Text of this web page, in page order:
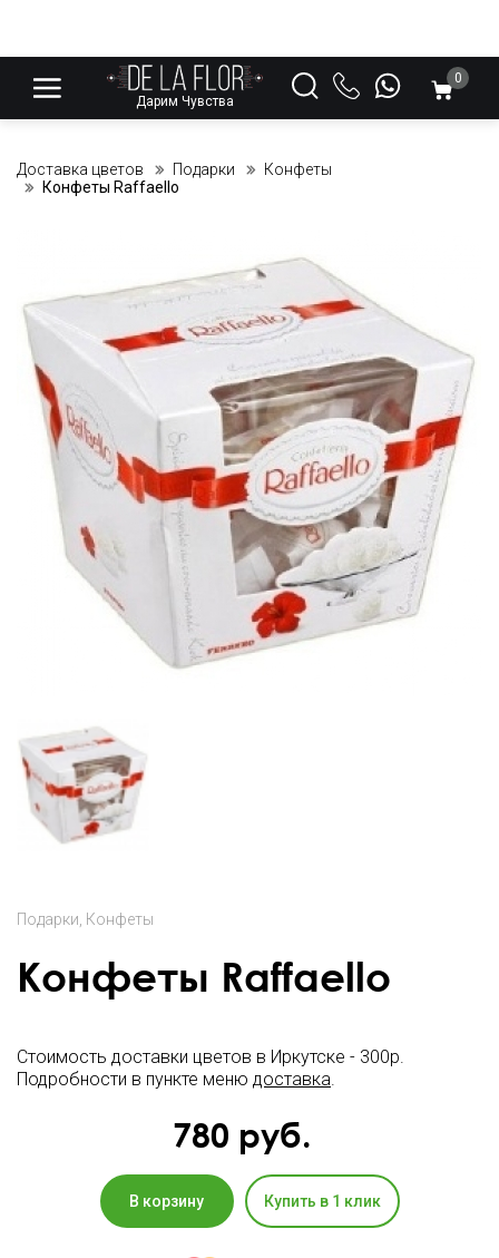
Дарим Чувства
0
Доставка цветов Подарки
Конфеты
Конфеты Raffaello
Подарки Конфеты
Конфеты Raffaello
Стоимость доставки цветов в Иркутске - 300р.
Подробности в пункте меню доставка.
780 руб.
В корзину Купить в 1 клик